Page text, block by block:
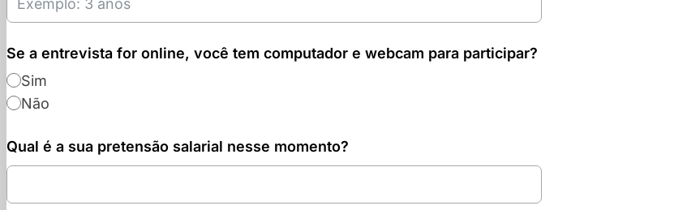
Se a entrevista for online, você tem computador e webcam para participar?
Sim
Não
Qual é a sua pretensão salarial nesse momento?